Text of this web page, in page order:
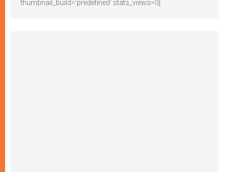
thumbnail_build='predefined' stats_views=0]